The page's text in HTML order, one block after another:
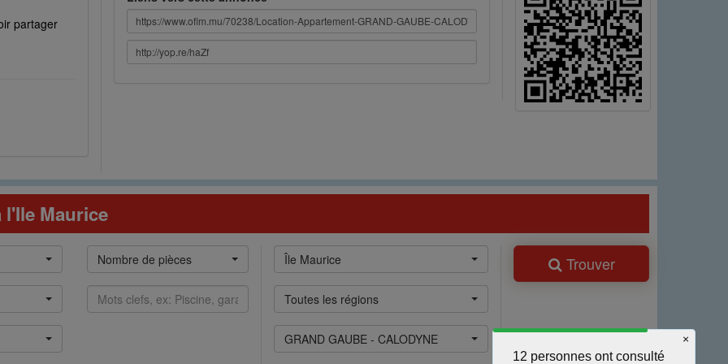
partager
Maurice
Zone
Île Maurice
Régions
Toutes les régions
Villes
GRAND GAUBE - CALODYNE
Nb
pièces
Nombre de pièces
Mots
clefs
Trouver
×
12 personnes ont consulté